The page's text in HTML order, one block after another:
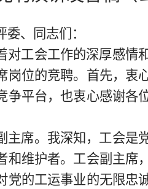
、同志们：
对工会工作的深厚感情
岗位的竞聘。首先，衷
争平台，也衷心感谢各
主席。我深知，工会是
和维护者。工会副主席
党的工运事业的无限忠